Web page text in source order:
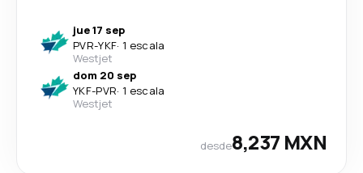
jue 17 sep
PVR-YKF· 1 escala
Westjet
dom 20 sep
YKF-PVR· 1 escala
Westjet
desde8,237 MXN